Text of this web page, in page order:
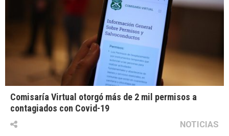
Comisaría Virtual otorgó más de 2 mil permisos a
contagiados con Covid-19
NOTICIAS